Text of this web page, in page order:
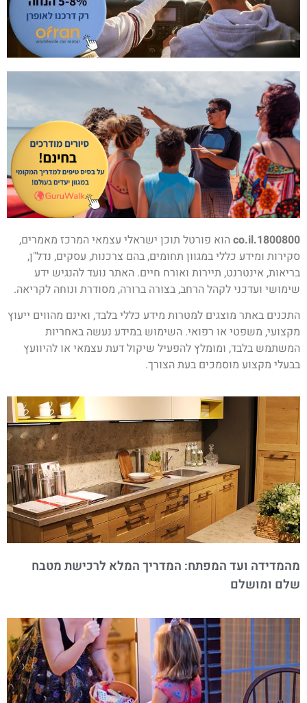
1800800.co.il
הוא פורטל תוכן ישראלי עצמאי המרכז מאמרים,
סקירות ומידע כללי במגוון תחומים, בהם צרכנות, עסקים, נדל"ן,
בריאות, אינטרנט, תיירות ואורח חיים. האתר נועד להנגיש ידע
שימושי ועדכני לקהל הרחב, בצורה ברורה, מסודרת ונוחה לקריאה.
התכנים באתר מוצגים למטרות מידע כללי בלבד, ואינם מהווים ייעוץ
מקצועי, משפטי או רפואי. השימוש במידע נעשה באחריות
המשתמש בלבד, ומומלץ להפעיל שיקול דעת עצמאי או להיוועץ
בבעלי מקצוע מוסמכים בעת הצורך.
מהמדידה ועד המפתח: המדריך המלא לרכישת מטבח
שלם ומושלם